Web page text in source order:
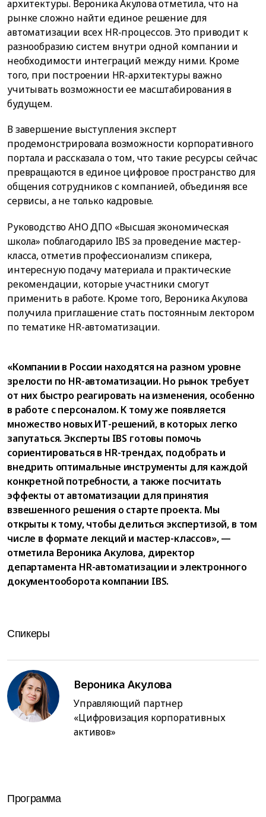
архитектуры. Вероника Акулова отметила, что на
рынке сложно найти единое решение для
автоматизации всех HR-процессов. Это приводит к
разнообразию систем внутри одной компании и
необходимости интеграций между ними. Кроме
того, при построении HR-архитектуры важно
учитывать возможности ее масштабирования в
будущем.
В завершение выступления эксперт
продемонстрировала возможности корпоративного
портала и рассказала о том, что такие ресурсы сейчас
превращаются в единое цифровое пространство для
общения сотрудников с компанией, объединяя все
сервисы, а не только кадровые.
Руководство АНО ДПО «Высшая экономическая
школа» поблагодарило IBS за проведение мастер-
класса, отметив профессионализм спикера,
интересную подачу материала и практические
рекомендации, которые участники смогут
применить в работе. Кроме того, Вероника Акулова
получила приглашение стать постоянным лектором
по тематике HR-автоматизации.
«Компании в России находятся на разном уровне
зрелости по HR-автоматизации. Но рынок требует
от них быстро реагировать на изменения, особенно
в работе с персоналом. К тому же появляется
множество новых ИТ-решений, в которых легко
запутаться. Эксперты IBS готовы помочь
сориентироваться в HR-трендах, подобрать и
внедрить оптимальные инструменты для каждой
конкретной потребности, а также посчитать
эффекты от автоматизации для принятия
взвешенного решения о старте проекта. Мы
открыты к тому, чтобы делиться экспертизой, в том
числе в формате лекций и мастер-классов», —
отметила Вероника Акулова, директор
департамента HR-автоматизации и электронного
документооборота компании IBS.
Спикеры
Вероника Акулова
Управляющий партнер
«Цифровизация корпоративных
активов»
Программа